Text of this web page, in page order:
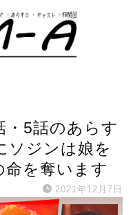
・5話のあらす
ソジンは娘を
を奪います
2021年12月7日